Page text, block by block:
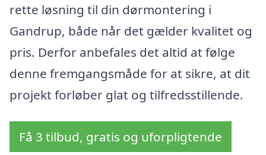
rette løsning til din dørmontering i
Gandrup, både når det gælder kvalitet og
pris. Derfor anbefales det altid at følge
denne fremgangsmåde for at sikre, at dit
projekt forløber glat og tilfredsstillende.
Få 3 tilbud, gratis og uforpligtende